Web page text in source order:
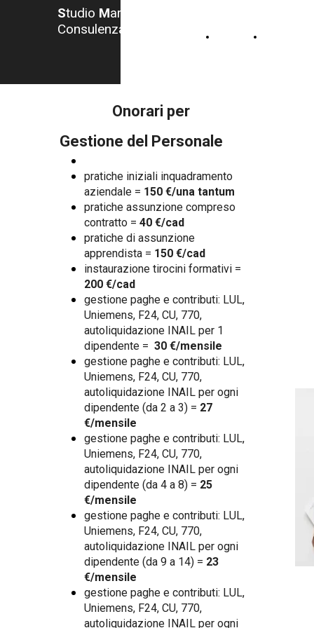
Studio Marzocchi -
Consulenza del Lavoro
Onorari per
Gestione del Personale
pratiche iniziali inquadramento
aziendale = 150 €/una tantum
pratiche assunzione compreso
contratto = 40 €/cad
pratiche di assunzione
apprendista = 150 €/cad
instaurazione tirocini formativi =
200 €/cad
gestione paghe e contributi: LUL,
Uniemens, F24, CU, 770,
autoliquidazione INAIL per 1
dipendente = 30 €/mensile
gestione paghe e contributi: LUL,
Uniemens, F24, CU, 770,
autoliquidazione INAIL per ogni
dipendente (da 2 a 3) = 27
€/mensile
gestione paghe e contributi: LUL,
Uniemens, F24, CU, 770,
autoliquidazione INAIL per ogni
dipendente (da 4 a 8) = 25
€/mensile
gestione paghe e contributi: LUL,
Uniemens, F24, CU, 770,
autoliquidazione INAIL per ogni
dipendente (da 9 a 14) = 23
€/mensile
gestione paghe e contributi: LUL,
Uniemens, F24, CU, 770,
autoliquidazione INAIL per ogni